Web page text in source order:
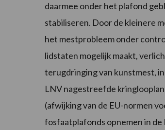
daarmee onder het plafond
stabiliseren. Door de kleinere
het mestprobleem onder
lidstaten mogelijk maakt,
terugdringing van kunstmest,
LNV nagestreefde
(afwijking van de EU-normen
fosfaatplafonds opnemen in de